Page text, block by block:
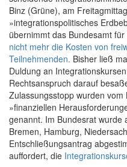
Binz (Grüne), am
»integrationspolitisches
übernimmt das Bundesamt
nicht mehr die Kosten von
Teilnehmenden. Bisher ließ
Duldung an
Rechtsanspruch darauf
Zulassungsstopp wurden
»finanziellen
genannt. Im Bundesrat wurde
Bremen, Hamburg,
Entschließungsantrag
auffordert, die